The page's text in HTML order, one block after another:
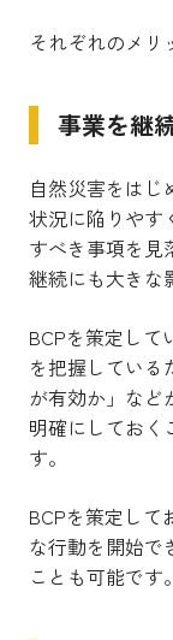
それぞれのメリ
事業を継
自然災害をは
状況に陥りやす
すべき事項を見
継続にも大きな
BCPを策定して
を把握している
が有効か」など
明確にしておく
す。
BCPを策定して
な行動を開始で
ことも可能です。